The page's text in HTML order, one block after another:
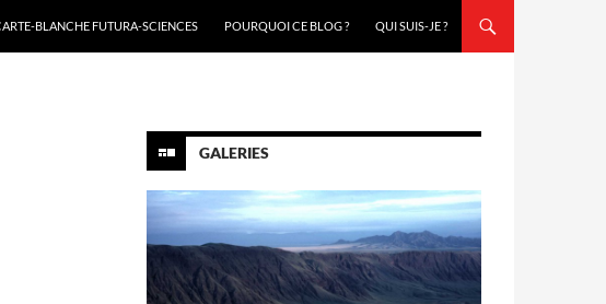
BLANCHE FUTURA-SCIENCES
POURQUOI CE BLOG ? QUI SUIS-JE ?
GALERIES